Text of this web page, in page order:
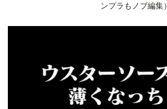
ンプラもノブ編集）